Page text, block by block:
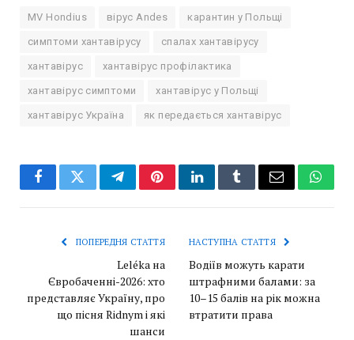
MV Hondius вірус Andes карантин у Польщі
симптоми хантавірусу спалах хантавірусу
хантавірус хантавірус профілактика
хантавірус симптоми хантавірус у Польщі
хантавірус Україна як передається хантавірус
FacebookTwitterTelegramPinterestLinkedInTumblrEmail
ПОПЕРЕДНЯ СТАТТЯ
Leléka на
Євробаченні-2026: хто
представляє Україну, про
що пісня Ridnym і які
шанси
НАСТУПНА СТАТТЯ
Водіїв можуть карати
штрафними балами: за
10–15 балів на рік можна
втратити права